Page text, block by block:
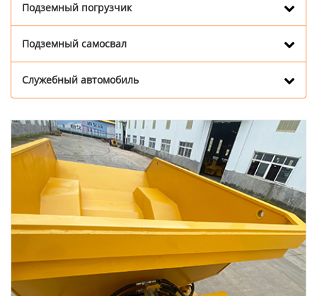
Подземный погрузчик
Подземный самосвал
Служебный автомобиль